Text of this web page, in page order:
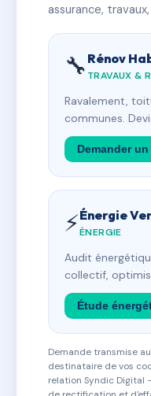
assurance,
🔧 Rénov
TRAVAUX &
Ravalement,
communes.
Demander
⚡Énergie
ÉNERGIE
Audit
collectif,
Étude
Demande transmise
destinataire de vos
relation Syndic Digital